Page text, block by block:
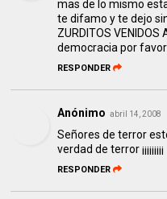
mas de lo mismo
te difamo y te dejo
ZURDITOS VENIDOS
democracia por favor
RESPONDER
Anónimo abril 14, 2008
Señores de terror
verdad de terror ¡¡¡¡¡¡¡¡¡
RESPONDER